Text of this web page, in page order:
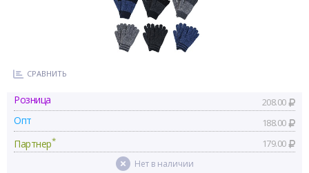
СРАВНИТЬ
Розница 208.00
Опт 188.00
Партнер* 179.00
Нет в наличии